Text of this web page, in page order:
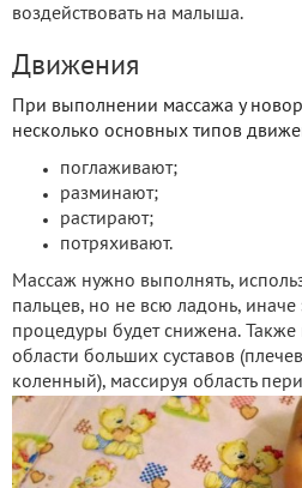
воздействовать на малыша.
Движения
При выполнении массажа у
несколько основных типов
поглаживают;
разминают;
растирают;
потряхивают.
Массаж нужно выполнять,
пальцев, но не всю ладонь, иначе
процедуры будет снижена. Также
области больших суставов
коленный), массируя область